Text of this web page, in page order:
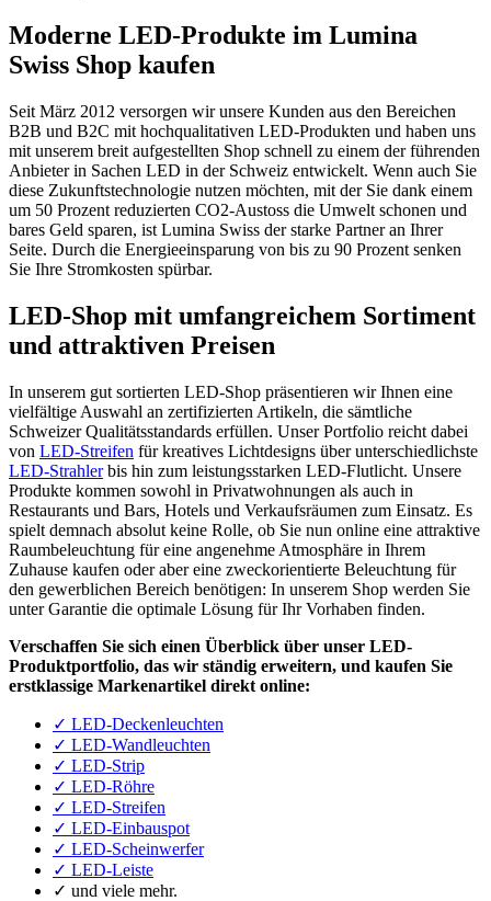
Moderne LED-Produkte im Lumina
Swiss Shop kaufen
Seit März 2012 versorgen wir unsere Kunden aus den Bereichen
B2B und B2C mit hochqualitativen LED-Produkten und haben uns
mit unserem breit aufgestellten Shop schnell zu einem der führenden
Anbieter in Sachen LED in der Schweiz entwickelt. Wenn auch Sie
diese Zukunftstechnologie nutzen möchten, mit der Sie dank einem
um 50 Prozent reduzierten CO2-Austoss die Umwelt schonen und
bares Geld sparen, ist Lumina Swiss der starke Partner an Ihrer
Seite. Durch die Energieeinsparung von bis zu 90 Prozent senken
Sie Ihre Stromkosten spürbar.
LED-Shop mit umfangreichem Sortiment
und attraktiven Preisen
In unserem gut sortierten LED-Shop präsentieren wir Ihnen eine
vielfältige Auswahl an zertifizierten Artikeln, die sämtliche
Schweizer Qualitätsstandards erfüllen. Unser Portfolio reicht dabei
von LED-Streifen für kreatives Lichtdesigns über unterschiedlichste
LED-Strahlerbis hin zum leistungsstarken LED-Flutlicht. Unsere
Produkte kommen sowohl in Privatwohnungen als auch in
Restaurants und Bars, Hotels und Verkaufsräumen zum Einsatz. Es
spielt demnach absolut keine Rolle, ob Sie nun online eine attraktive
Raumbeleuchtung für eine angenehme Atmosphäre in Ihrem
Zuhause kaufen oder aber eine zweckorientierte Beleuchtung für
den gewerblichen Bereich benötigen: In unserem Shop werden Sie
unter Garantie die optimale Lösung für Ihr Vorhaben finden.
Verschaffen Sie sich einen Überblick über unser LED-
Produktportfolio, das wir ständig erweitern, und kaufen Sie
erstklassige Markenartikel direkt online:
✓ LED-Deckenleuchten
✓ LED-Wandleuchten
✓ LED-Strip
✓ LED-Röhre
✓ LED-Streifen
✓ LED-Einbauspot
✓ LED-Scheinwerfer
✓ LED-Leiste
✓ und viele mehr.